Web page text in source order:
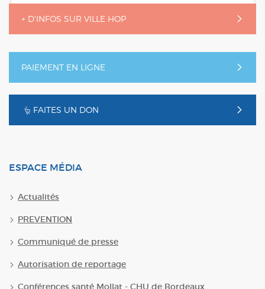
+ D'INFOS SUR VILLE HOP
PAIEMENT EN LIGNE
FAITES UN DON
ESPACE MÉDIA
Actualités
PREVENTION
Communiqué de presse
Autorisation de reportage
Conférences santé Mollat - CHU de Bordeaux